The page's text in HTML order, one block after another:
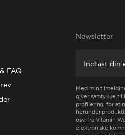
FAQ
Newsletter
Med min
giver samtykke til
profilering, for at
herunder
osv. fra Vitamin
elektroniske